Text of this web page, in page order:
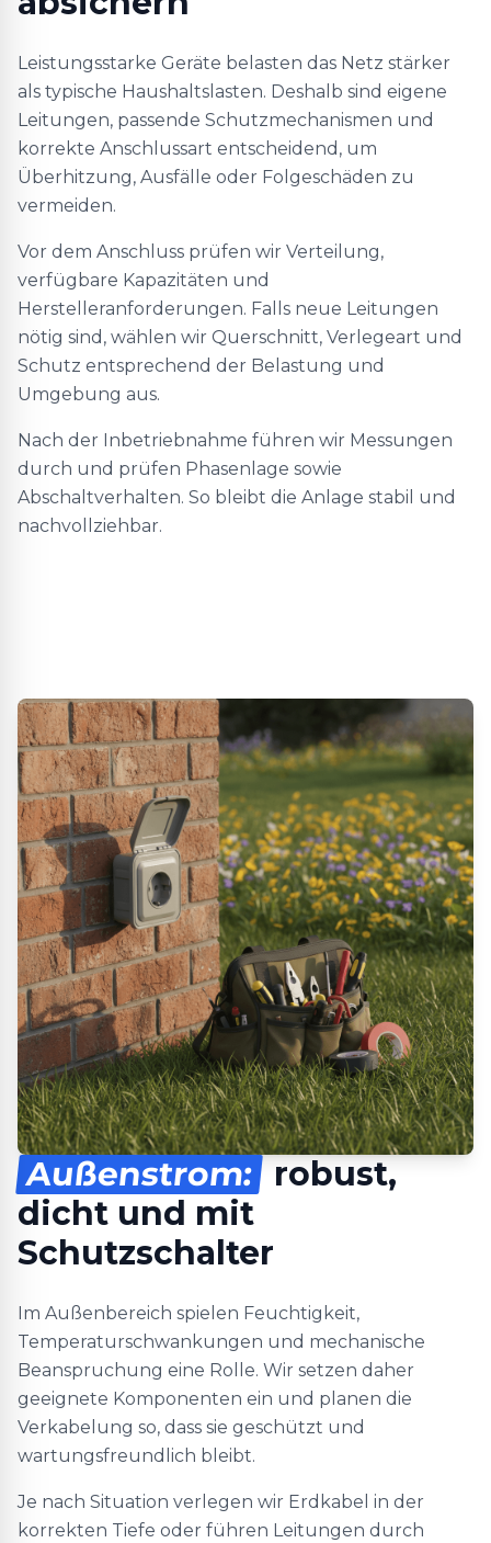
Leistungsstarke Geräte belasten das Netz stärker
als typische Haushaltslasten. Deshalb sind eigene
Leitungen, passende Schutzmechanismen und
korrekte Anschlussart entscheidend, um
Überhitzung, Ausfälle oder Folgeschäden zu
vermeiden.
Vor dem Anschluss prüfen wir Verteilung,
verfügbare Kapazitäten und
Herstelleranforderungen. Falls neue Leitungen
nötig sind, wählen wir Querschnitt, Verlegeart und
Schutz entsprechend der Belastung und
Umgebung aus.
Nach der Inbetriebnahme führen wir Messungen
durch und prüfen Phasenlage sowie
Abschaltverhalten. So bleibt die Anlage stabil und
nachvollziehbar.
Außenstrom: robust,
dicht und mit
Schutzschalter
Im Außenbereich spielen Feuchtigkeit,
Temperaturschwankungen und mechanische
Beanspruchung eine Rolle. Wir setzen daher
geeignete Komponenten ein und planen die
Verkabelung so, dass sie geschützt und
wartungsfreundlich bleibt.
Je nach Situation verlegen wir Erdkabel in der
korrekten Tiefe oder führen Leitungen durch